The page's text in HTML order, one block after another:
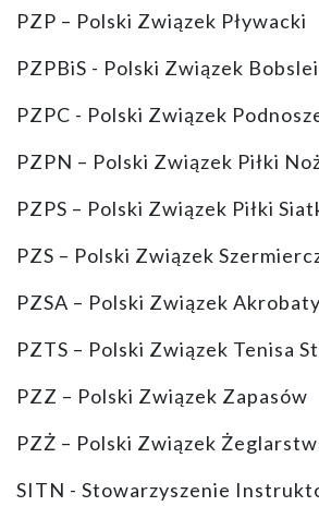
PZP – Polski Związek Pływacki
PZPBiS - Polski Związek
PZPC - Polski Związek
PZPN – Polski Związek Piłki
PZPS – Polski Związek Piłki
PZS – Polski Związek
PZSA – Polski Związek
PZTS – Polski Związek Tenisa
PZZ – Polski Związek Zapasów
PZŻ – Polski Związek
SITN - Stowarzyszenie